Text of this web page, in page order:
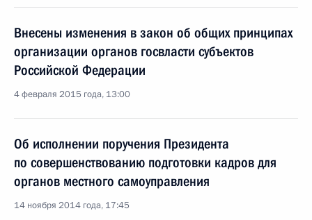
Внесены изменения в закон об общих принципах
организации органов госвласти субъектов
Российской Федерации
4 февраля 2015 года, 13:00
Об исполнении поручения Президента
по совершенствованию подготовки кадров для
органов местного самоуправления
14 ноября 2014 года, 17:45